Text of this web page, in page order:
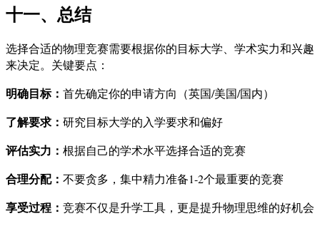
十一、总结
选择合适的物理竞赛需要根据你的目标大学、学术实力和兴趣
来决定。关键要点：
明确目标： 首先确定你的申请方向（英国/美国/国内）
了解要求： 研究目标大学的入学要求和偏好
评估实力： 根据自己的学术水平选择合适的竞赛
合理分配： 不要贪多，集中精力准备1-2个最重要的竞赛
享受过程： 竞赛不仅是升学工具，更是提升物理思维的好机会